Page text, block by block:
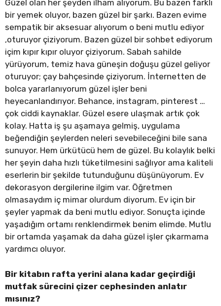
Güzel olan her şeyden ilham alıyorum. Bu bazen farklı
bir yemek oluyor, bazen güzel bir şarkı. Bazen evime
sempatik bir aksesuar alıyorum o beni mutlu ediyor
,oturuyor çiziyorum. Bazen güzel bir sohbet ediyorum
içim kıpır kıpır oluyor çiziyorum. Sabah sahilde
yürüyorum, temiz hava güneşin doğuşu güzel geliyor
oturuyor; çay bahçesinde çiziyorum. İnternetten de
bolca yararlanıyorum güzel işler beni
heyecanlandırıyor. Behance, instagram, pinterest …
çok ciddi kaynaklar. Güzel esere ulaşmak artık çok
kolay. Hatta iş şu aşamaya gelmiş, uygulama
beğendiğin şeylerden neleri sevebileceğini bile sana
sunuyor. Hem ürkütücü hem de güzel. Bu kolaylık belki
her şeyin daha hızlı tüketilmesini sağlıyor ama kaliteli
eserlerin bir şekilde tutunduğunu düşünüyorum. Ev
dekorasyon dergilerine ilgim var. Öğretmen
olmasaydım iç mimar olurdum diyorum. Ev için bir
şeyler yapmak da beni mutlu ediyor. Sonuçta içinde
yaşadığım ortamı renklendirmek benim elimde. Mutlu
bir ortamda yaşamak da daha güzel işler çıkarmama
yardımcı oluyor.
Bir kitabın rafta yerini alana kadar geçirdiği
mutfak sürecini çizer cephesinden anlatır
mısınız?